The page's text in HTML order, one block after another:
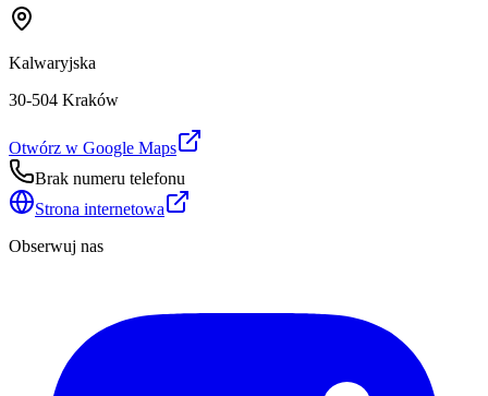
Kalwaryjska
30-504 Kraków
Otwórz w Google Maps
Brak numeru telefonu
Strona internetowa
Obserwuj nas